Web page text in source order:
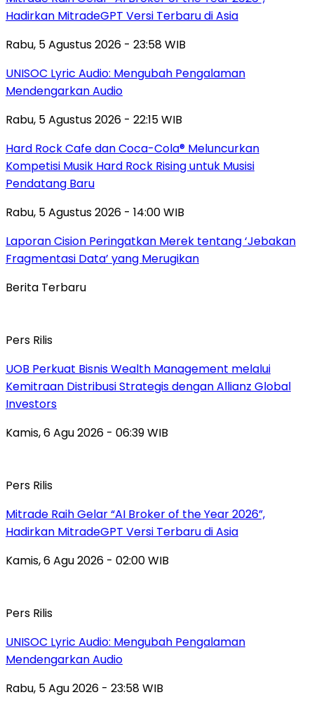
Hadirkan MitradeGPT Versi Terbaru di Asia
Rabu, 5 Agustus 2026 - 23:58 WIB
UNISOC Lyric Audio: Mengubah Pengalaman
Mendengarkan Audio
Rabu, 5 Agustus 2026 - 22:15 WIB
Hard Rock Cafe dan Coca-Cola® Meluncurkan
Kompetisi Musik Hard Rock Rising untuk Musisi
Pendatang Baru
Rabu, 5 Agustus 2026 - 14:00 WIB
Laporan Cision Peringatkan Merek tentang ‘Jebakan
Fragmentasi Data’ yang Merugikan
Berita Terbaru
Pers Rilis
UOB Perkuat Bisnis Wealth Management melalui
Kemitraan Distribusi Strategis dengan Allianz Global
Investors
Kamis, 6 Agu 2026 - 06:39 WIB
Pers Rilis
Mitrade Raih Gelar “AI Broker of the Year 2026”,
Hadirkan MitradeGPT Versi Terbaru di Asia
Kamis, 6 Agu 2026 - 02:00 WIB
Pers Rilis
UNISOC Lyric Audio: Mengubah Pengalaman
Mendengarkan Audio
Rabu, 5 Agu 2026 - 23:58 WIB